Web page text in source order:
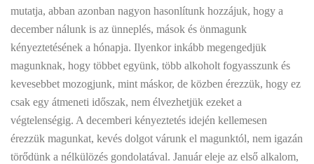
mutatja, abban azonban nagyon hasonlítunk hozzájuk, hogy a
december nálunk is az ünneplés, mások és önmagunk
kényeztetésének a hónapja. Ilyenkor inkább megengedjük
magunknak, hogy többet együnk, több alkoholt fogyasszunk és
kevesebbet mozogjunk, mint máskor, de közben érezzük, hogy ez
csak egy átmeneti időszak, nem élvezhetjük ezeket a
végtelenségig. A decemberi kényeztetés idején kellemesen
érezzük magunkat, kevés dolgot várunk el magunktól, nem igazán
törődünk a nélkülözés gondolatával. Január eleje az első alkalom,